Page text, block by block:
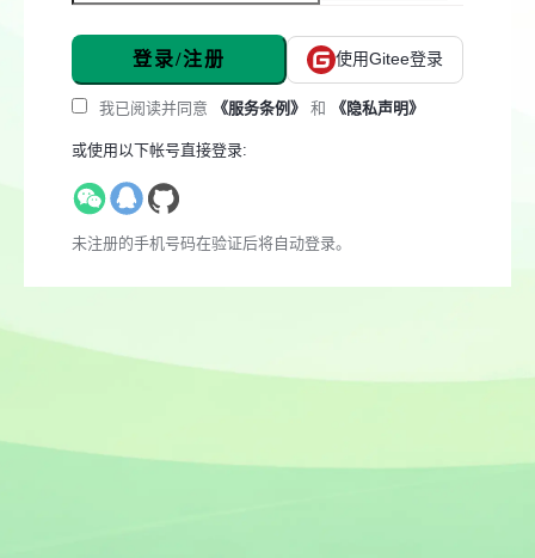
登录/注册 使用Gitee登录
我已阅读并同意 《服务条例》 和 《隐私声明》
或使用以下帐号直接登录:
未注册的手机号码在验证后将自动登录。